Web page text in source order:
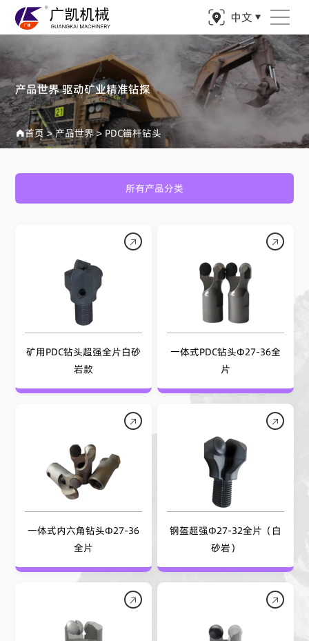
中文
产品世界 驱动矿业精准钻探
首页 >产品世界>PDC锚杆钻头
所有产品分类
矿用PDC钻头超强全片白砂
岩款
一体式PDC钻头Φ27-36全
片
一体式内六角钻头Φ27-36
全片
钢盔超强Φ27-32全片（白
砂岩）